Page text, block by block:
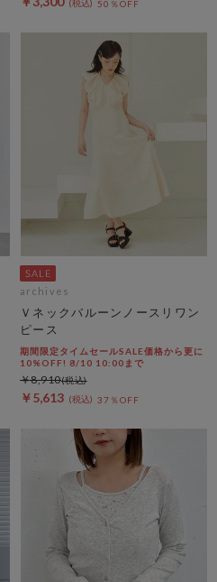
50％OFF
archives
Ｖネックバルーンノースリワン
ピース
期間限定タイムセールSALE価格から更に
10%OFF! 8/10 10:00まで
￥5,613 37％OFF
￥8,910